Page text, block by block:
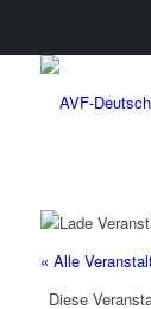
« Alle
Diese